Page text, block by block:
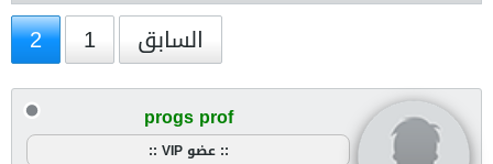
السابق 1
2
progs prof
:: عضو VIP ::